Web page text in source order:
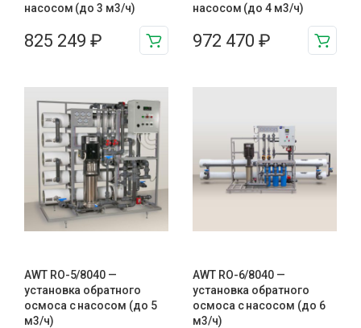
насосом (до 3 м3/ч)
825 249 ₽
насосом (до 4 м3/ч)
972 470 ₽
AWT RO-5/8040 —
установка обратного
осмоса с насосом (до 5
м3/ч)
AWT RO-6/8040 —
установка обратного
осмоса с насосом (до 6
м3/ч)